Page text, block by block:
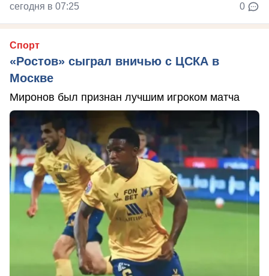
сегодня в 07:25 0
Спорт
«Ростов» сыграл вничью с ЦСКА в
Москве
Миронов был признан лучшим игроком матча